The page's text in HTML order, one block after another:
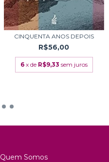
CINQUENTA ANOS DEPOIS
R$56,00
6 x de R$9,33 sem juros
Quem Somos